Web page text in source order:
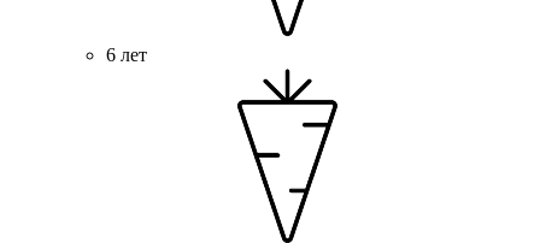
6 лет